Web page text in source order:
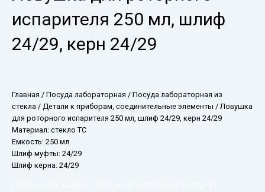
испарителя 250 мл, шлиф
24/29, керн 24/29
Главная / Посуда лабораторная / Посуда лабораторная из
стекла / Детали к приборам, соединительные элементы / Ловушка
для роторного испарителя 250 мл, шлиф 24/29, керн 24/29
Материал: стекло ТС
Емкость: 250 мл
Шлиф муфты: 24/29
Шлиф керна: 24/29